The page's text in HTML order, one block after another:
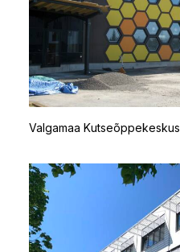
Valgamaa Kutseõppekeskus